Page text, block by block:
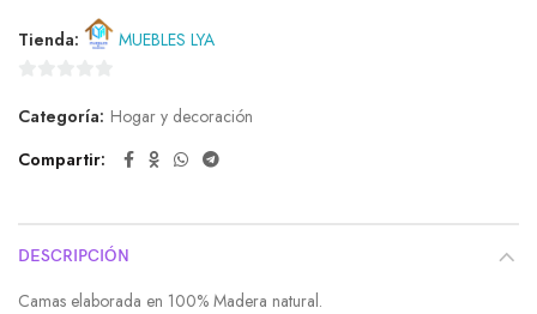
Tienda: MUEBLES LYA
de
Categoría: Hogar y decoración
Compartir
DESCRIPCIÓN
Camas elaborada en 100% Madera natural.